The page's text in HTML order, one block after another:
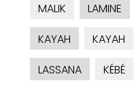
MALIK
LAMINE
KAYAH
KAYAH
LASSANA
KÉBÉ